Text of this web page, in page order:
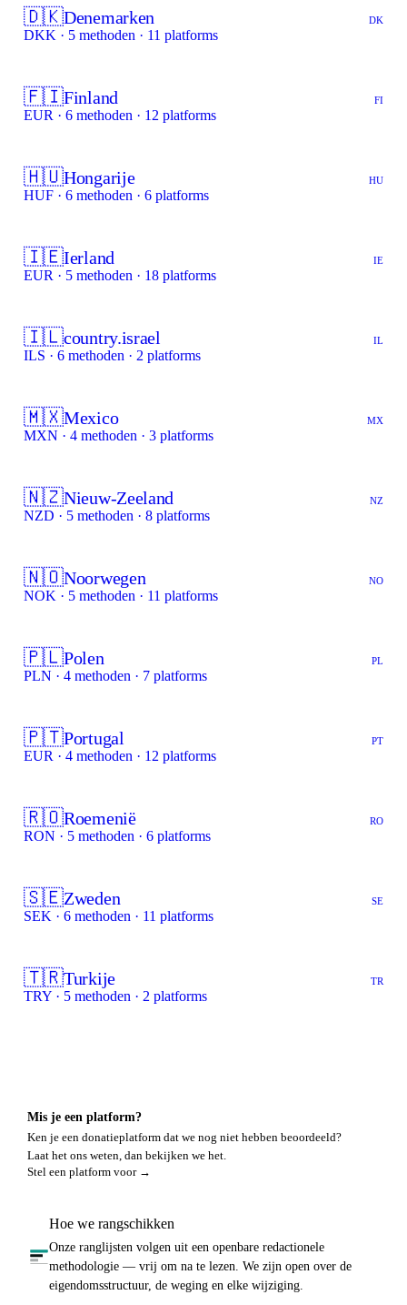
🇩🇰Denemarken DK
DKK · 5 methoden · 11 platforms
🇫🇮Finland FI
EUR · 6 methoden · 12 platforms
🇭🇺Hongarije HU
HUF · 6 methoden · 6 platforms
🇮🇪Ierland IE
EUR · 5 methoden · 18 platforms
🇮🇱country.israel IL
ILS · 6 methoden · 2 platforms
🇲🇽Mexico MX
MXN · 4 methoden · 3 platforms
🇳🇿Nieuw-Zeeland NZ
NZD · 5 methoden · 8 platforms
🇳🇴Noorwegen NO
NOK · 5 methoden · 11 platforms
🇵🇱Polen PL
PLN · 4 methoden · 7 platforms
🇵🇹Portugal PT
EUR · 4 methoden · 12 platforms
🇷🇴Roemenië RO
RON · 5 methoden · 6 platforms
🇸🇪Zweden SE
SEK · 6 methoden · 11 platforms
🇹🇷Turkije TR
TRY · 5 methoden · 2 platforms
Mis je een platform?
Ken je een donatieplatform dat we nog niet hebben beoordeeld?
Laat het ons weten, dan bekijken we het.
Stel een platform voor →
Hoe we rangschikken
Onze ranglijsten volgen uit een openbare redactionele
methodologie — vrij om na te lezen. We zijn open over de
eigendomsstructuur, de weging en elke wijziging.